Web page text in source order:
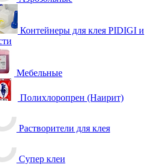
Контейнеры для клея PIDIGI и
Мебельные
Полихлоропрен (Наирит)
Растворители для клея
Супер клеи